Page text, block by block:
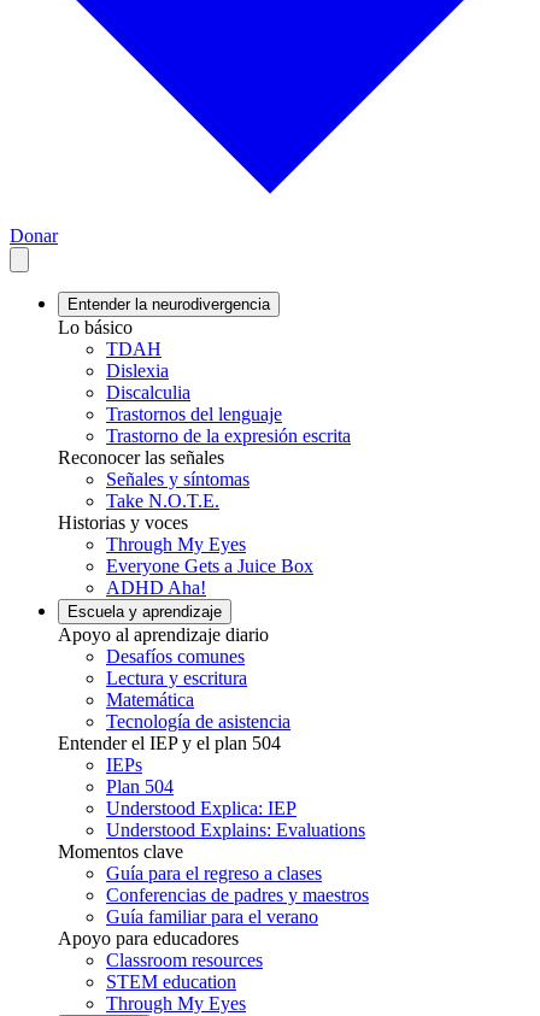
Donar
Entender la neurodivergencia
Lo básico
TDAH
Dislexia
Discalculia
Trastornos del lenguaje
Trastorno de la expresión escrita
Reconocer las señales
Señales y síntomas
Take N.O.T.E.
Historias y voces
Through My Eyes
Everyone Gets a Juice Box
ADHD Aha!
Escuela y aprendizaje
Apoyo al aprendizaje diario
Desafíos comunes
Lectura y escritura
Matemática
Tecnología de asistencia
Entender el IEP y el plan 504
IEPs
Plan 504
Understood Explica: IEP
Understood Explains: Evaluations
Momentos clave
Guía para el regreso a clases
Conferencias de padres y maestros
Guía familiar para el verano
Apoyo para educadores
Classroom resources
STEM education
Through My Eyes